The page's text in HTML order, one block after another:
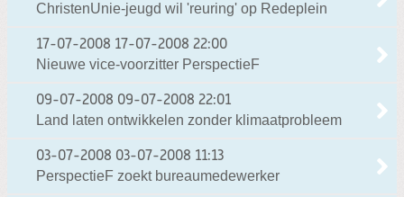
ChristenUnie-jeugd wil 'reuring' op Redeplein
17-07-2008 17-07-2008 22:00
Nieuwe vice-voorzitter PerspectieF
09-07-2008 09-07-2008 22:01
Land laten ontwikkelen zonder klimaatprobleem
03-07-2008 03-07-2008 11:13
PerspectieF zoekt bureaumedewerker